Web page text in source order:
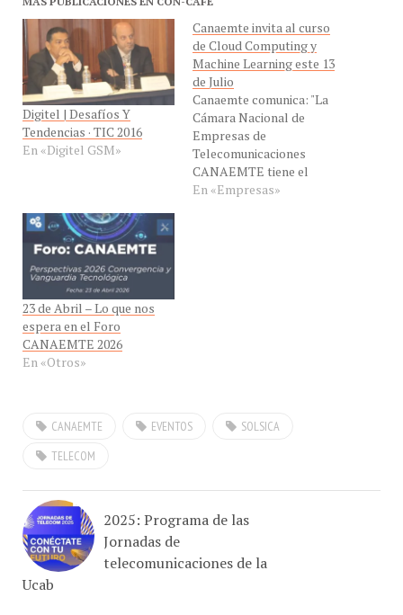
Digitel | Desafíos Y
Tendencias · TIC 2016
En «Digitel GSM»
Canaemte invita al curso
de Cloud Computing y
Machine Learning este 13
de Julio
Canaemte comunica: "La
Cámara Nacional de
Empresas de
Telecomunicaciones
CANAEMTE tiene el
agrado de invitarlo a
participar en el curso
En «Empresas»
23 de Abril – Lo que nos
espera en el Foro
CANAEMTE 2026
En «Otros»
Jornadas de
telecomunicaciones de la
Ucab